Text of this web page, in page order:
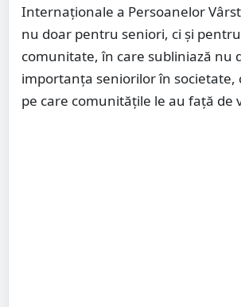
Internaționale a Persoanelor
nu doar pentru seniori, ci și
comunitate, în care subliniază nu
importanța seniorilor în societate,
pe care comunitățile le au față de